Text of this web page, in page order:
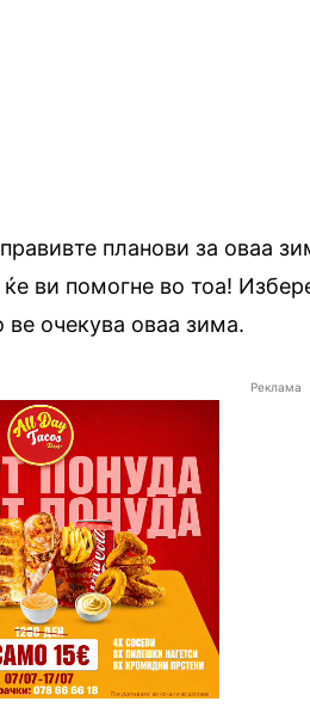
планови за оваа
ќе ви помогне во тоа!
ве очекува оваа зима.
Реклама